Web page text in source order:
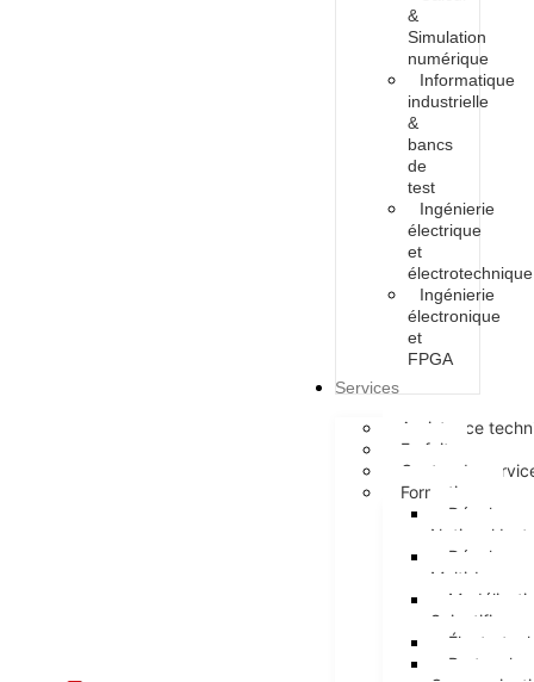
&
Simulation
numérique
Informatique
industrielle
&
bancs
de
test
Ingénierie
électrique
et
électrotechnique
Ingénierie
électronique
et
FPGA
Services
Assistance
Forfait
Centre de
Formations
National
Multi-
Scientifiques